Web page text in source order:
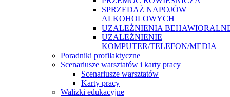
SPRZEDAŻ NAPOJÓW
ALKOHOLOWYCH
UZALEŻNIENIA
UZALEŻNIENIE
KOMPUTER/TELEFON/MEDIA
Poradniki profilaktyczne
Scenariusze warsztatów i karty pracy
Scenariusze warsztatów
Karty pracy
Walizki edukacyjne